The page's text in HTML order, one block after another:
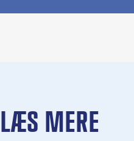
LÆS MERE